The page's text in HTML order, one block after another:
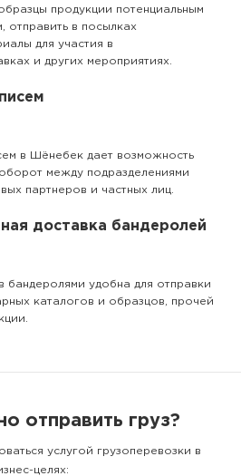
продукции потенциальным
отправить в посылках
для участия в
и других мероприятиях.
в Шёнебек дает возможность
между подразделениями
партнеров и частных лиц.
доставка бандеролей
бандеролями удобна для отправки
каталогов и образцов, прочей
отправить груз?
услугой грузоперевозки в
целях: